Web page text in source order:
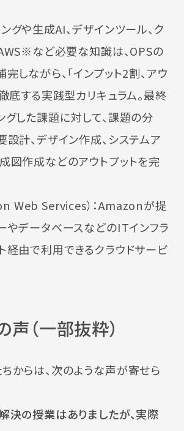
グや生成AI、デザインツール、ク
など必要な知識は、OPSの
しながら、「インプット2割、アウ
底する実践型カリキュラム。最終
グした課題に対して、課題の分
設計、デザイン作成、システムア
図作成などのアウトプットを完
Web Services）：Amazonが提
やデータベースなどのITインフラ
経由で利用できるクラウドサービ
（一部抜粋）
からは、次のような声が寄せら
決の授業はありましたが、実際